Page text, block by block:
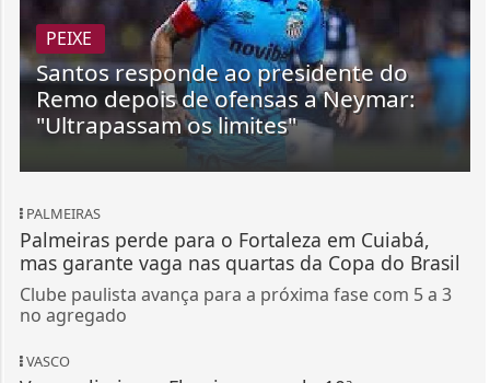
PEIXE
Santos responde ao presidente do
Remo depois de ofensas a Neymar:
"Ultrapassam os limites"
PALMEIRAS
Palmeiras perde para o Fortaleza em Cuiabá,
mas garante vaga nas quartas da Copa do Brasil
Clube paulista avança para a próxima fase com 5 a 3
no agregado
VASCO